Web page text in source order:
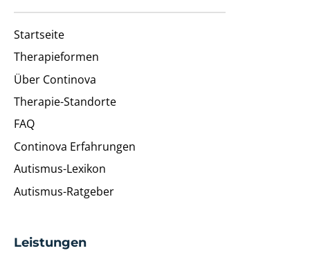
Startseite
Therapieformen
Über Continova
Therapie-Standorte
FAQ
Continova Erfahrungen
Autismus-Lexikon
Autismus-Ratgeber
Leistungen